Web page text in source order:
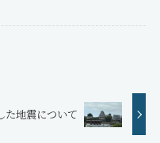
た地震について